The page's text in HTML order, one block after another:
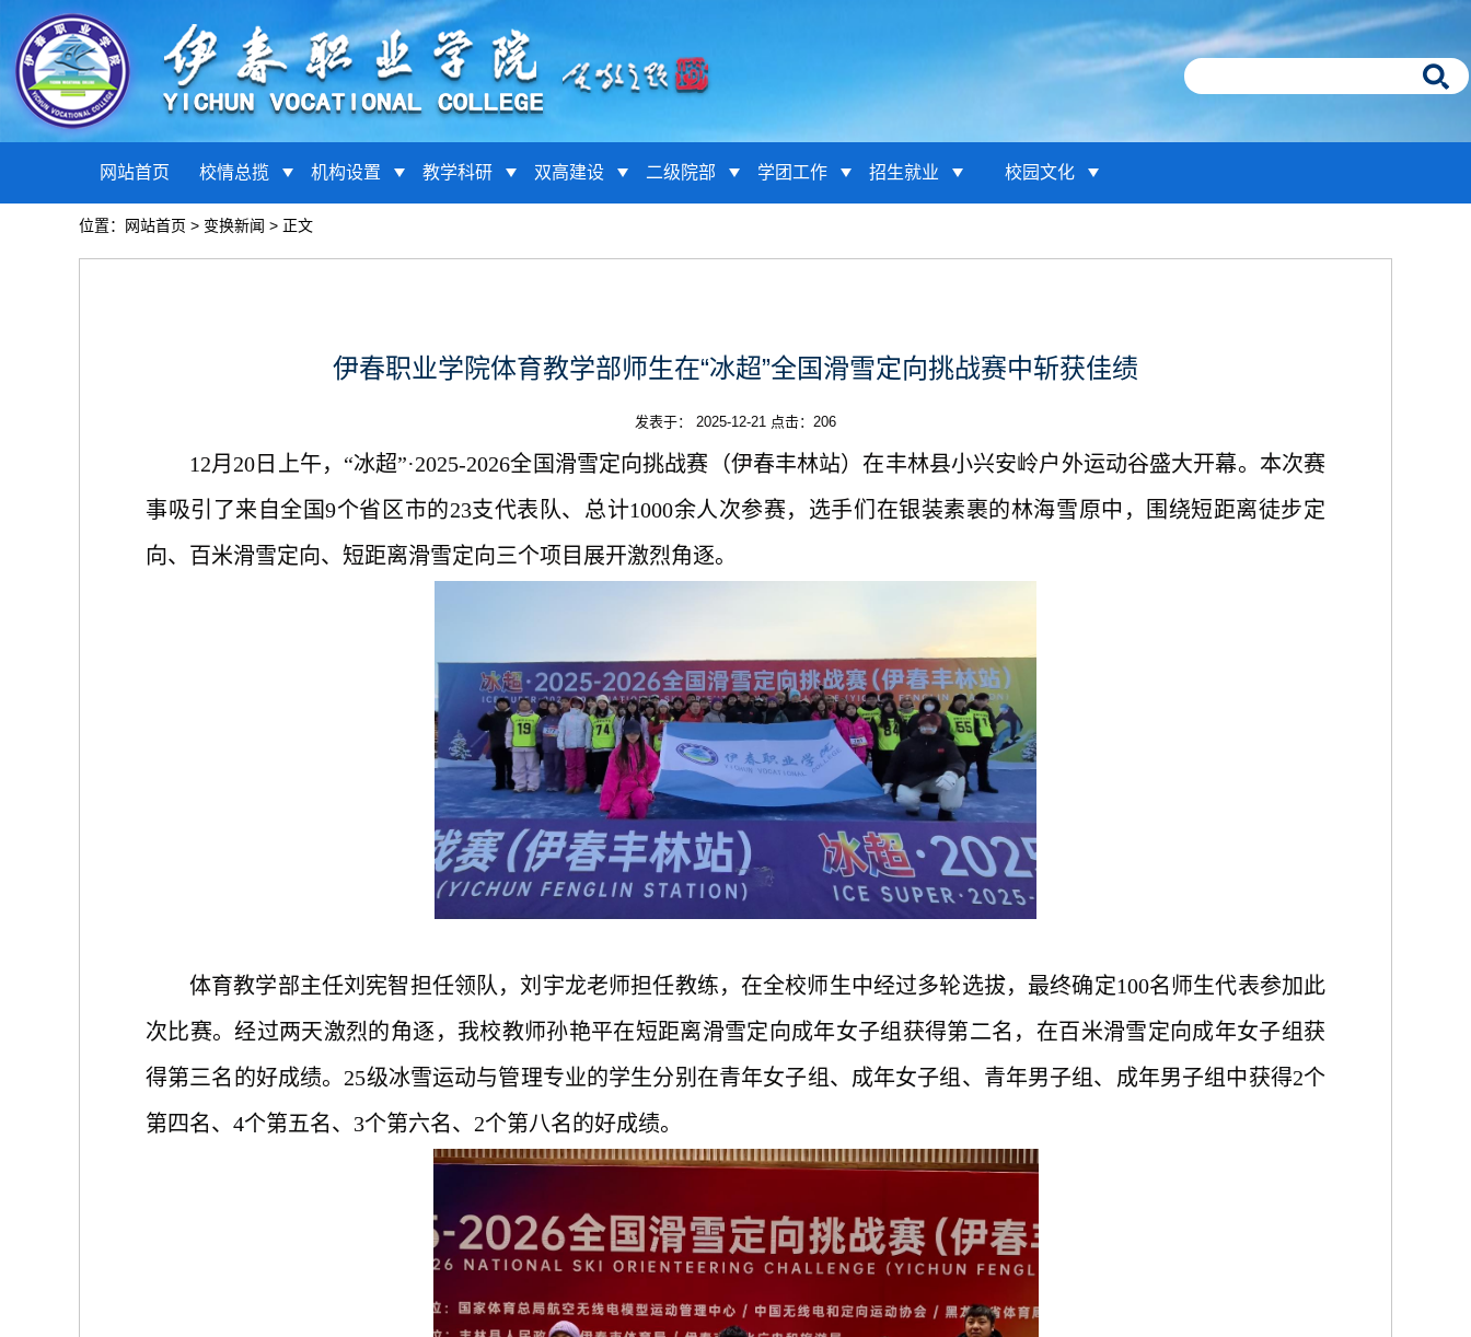
网站首页 校情总揽 机构设置 教学科研 双高建设 二级院部 学团工作 招生就业 校园文化
位置： 网站首页 > 变换新闻 > 正文
伊春职业学院体育教学部师生在“冰超”全国滑雪定向挑战赛中斩获佳绩
发表于： 2025-12-21 点击： 206
12月20日上午，“冰超”·2025-2026全国滑雪定向挑战赛（伊春丰林站）在丰林县小兴安岭户外运动谷盛大开幕。本次赛
事吸引了来自全国9个省区市的23支代表队、总计1000余人次参赛，选手们在银装素裹的林海雪原中，围绕短距离徒步定
向、百米滑雪定向、短距离滑雪定向三个项目展开激烈角逐。
体育教学部主任刘宪智担任领队，刘宇龙老师担任教练，在全校师生中经过多轮选拔，最终确定100名师生代表参加此
次比赛。经过两天激烈的角逐，我校教师孙艳平在短距离滑雪定向成年女子组获得第二名，在百米滑雪定向成年女子组获
得第三名的好成绩。25级冰雪运动与管理专业的学生分别在青年女子组、成年女子组、青年男子组、成年男子组中获得2个
第四名、4个第五名、3个第六名、2个第八名的好成绩。